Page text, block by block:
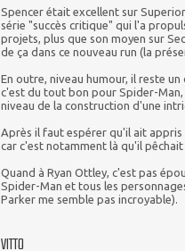
Spencer était excellent sur
série "succès critique" qui l'a
projets, plus que son moyen sur
de ça dans ce nouveau run (la
En outre, niveau humour, il reste
c'est du tout bon pour Spider-
niveau de la construction d'une
Après il faut espérer qu'il ait appris
car c'est notamment là qu'il pêchait
Quand à Ryan Ottley, c'est pas
Spider-Man et tous les
Parker me semble pas incroyable).
VITTO